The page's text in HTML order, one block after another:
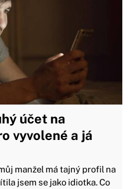
účet na
vyvolené a já
manžel má tajný profil na
jsem se jako idiotka. Co